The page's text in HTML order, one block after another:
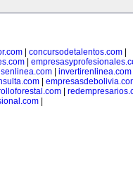
| concursodetalentos.com|
| invertirenlinea.com|
|
|